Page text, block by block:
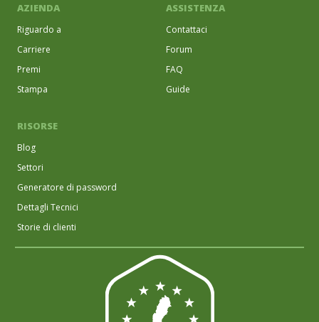
AZIENDA
Riguardo a
Carriere
Premi
Stampa
ASSISTENZA
Contattaci
Forum
FAQ
Guide
RISORSE
Blog
Settori
Generatore di password
Dettagli Tecnici
Storie di clienti